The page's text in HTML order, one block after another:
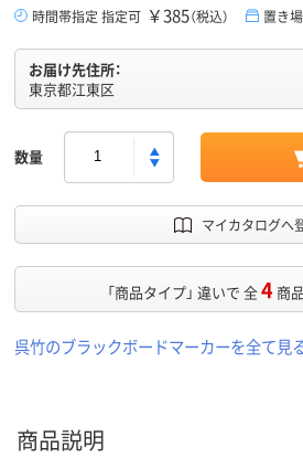
時間帯指定 指定可 ￥385（税込） 置き
お届け先住所：
東京都江東区
数量
マイカタログへ
「商品タイプ」 違いで 全4 商
呉竹のブラックボードマーカーを全て見
商品説明